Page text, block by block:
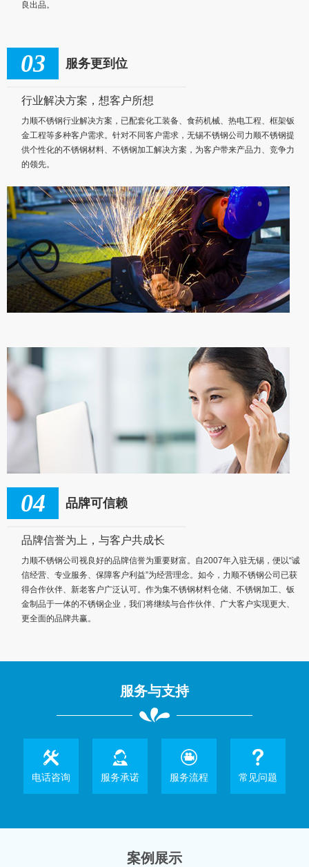
良出品。
03 服务更到位
行业解决方案，想客户所想
力顺不锈钢行业解决方案，已配套化工装备、食药机械、热电工程、框架钣
金工程等多种客户需求。针对不同客户需求，无锡不锈钢公司力顺不锈钢提
供个性化的不锈钢材料、不锈钢加工解决方案，为客户带来产品力、竞争力
的领先。
04 品牌可信赖
品牌信誉为上，与客户共成长
力顺不锈钢公司视良好的品牌信誉为重要财富。自2007年入驻无锡，便以“诚
信经营、专业服务、保障客户利益”为经营理念。如今，力顺不锈钢公司已获
得合作伙伴、新老客户广泛认可。作为集不锈钢材料仓储、不锈钢加工、钣
金制品于一体的不锈钢企业，我们将继续与合作伙伴、广大客户实现更大、
更全面的品牌共赢。
服务与支持
电话咨询 服务承诺 服务流程 常见问题
案例展示